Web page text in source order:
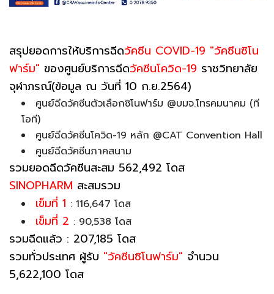
สรุปยอดการให้บริการฉีดวัคซีน COVID-19 "วัคซีนซิโน
ฟาร์ม" ของศูนย์บริการฉีดวัคซีนโควิด-19 ราชวิทยาลัย
จุฬาภรณ์(ข้อมูล ณ วันที่ 10 ก.ย.2564)
ศูนย์ฉีดวัคซีนตัวเลือกซิโนฟาร์ม @บมจ.โทรคมนาคม (ที
โอที)
ศูนย์ฉีดวัคซีนโควิด-19 หลัก @CAT Convention Hall
ศูนย์ฉีดวัคซีนภาคสนาม
รวมยอดฉีดวัคซีนสะสม 562,492 โดส
SINOPHARM สะสมรวม
เข็มที่ 1 : 116,647 โดส
เข็มที่ 2 : 90,538 โดส
รวมฉีดแล้ว : 207,185 โดส
รวมทั่วประเทศ ผู้รับ "วัคซีนซิโนฟาร์ม" จำนวน
5,622,100 โดส